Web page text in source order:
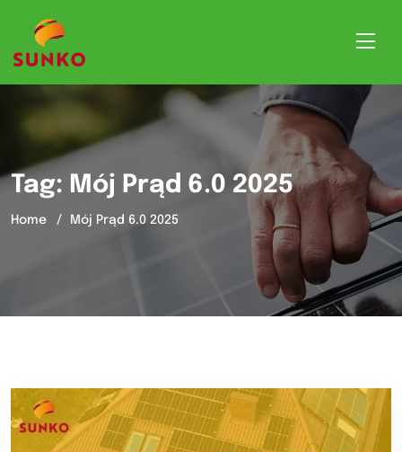
Tag: Mój Prąd 6.0 2025
Home Mój Prąd 6.0 2025